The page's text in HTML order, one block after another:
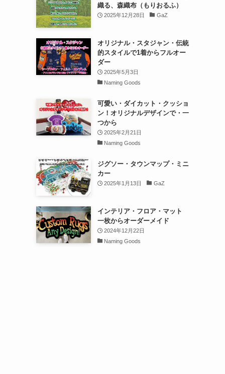
織る、森織布（もりおるふ）
2025年12月28日 GaZ
オリジナル・スタジャン・伝統
的スタイルで1着からフルオー
ダー
2025年5月3日
Naming Goods
可愛い・ダイカット・クッショ
ン！オリジナルデザインで・一
つから
2025年2月21日
Naming Goods
ジグソー・タウンマップ・ミニ
カー
2025年1月13日 GaZ
インテリア・フロア・マット
一枚からオーダーメイド
2024年12月22日
Naming Goods